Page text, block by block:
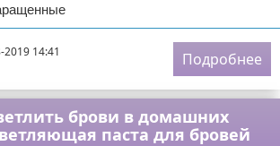
2019 14:41
Подробнее
брови в домашних
паста для бровей